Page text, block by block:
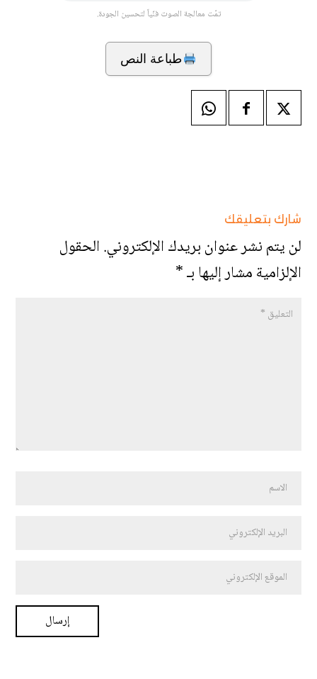
تمّت معالجة الصوت فنّياً لتحسين الجودة.
طباعة النص
شارك بتعليقك
لن يتم نشر عنوان بريدك الإلكتروني.الحقول
الإلزامية مشار إليها بـ*